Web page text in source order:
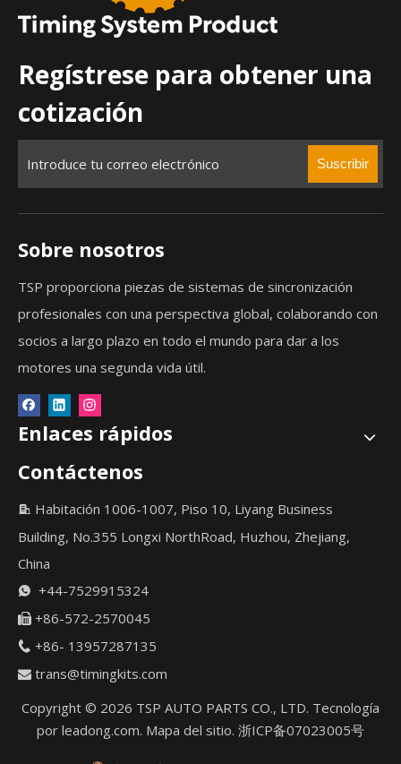
Regístrese para obtener una
cotización
Suscribir
Sobre nosotros
TSP proporciona piezas de sistemas de sincronización
profesionales con una perspectiva global, colaborando con
socios a largo plazo en todo el mundo para dar a los
motores una segunda vida útil.
Enlaces rápidos
Contáctenos
 Habitación 1006-1007, Piso 10, Liyang Business
Building, No.355 Longxi NorthRoad, Huzhou, Zhejiang,
China
 +44-7529915324
 +86-572-2570045
 +86- 13957287135
 trans@timingkits.com
Copyright © 2026 TSP AUTO PARTS CO., LTD. Tecnología
por leadong.com. Mapa del sitio. 浙ICP备07023005号